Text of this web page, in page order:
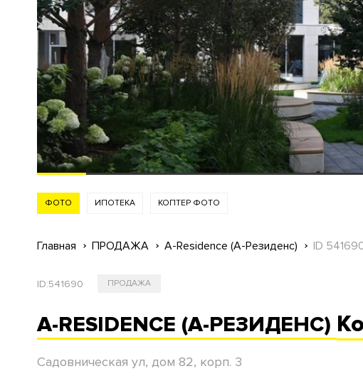
ФОТО ИПОТЕКА КОПТЕР ФОТО
Главная ПРОДАЖА A-Residence (А-Резиденс) ID
ID:541690 ПРОДАЖА
A-RESIDENCE (А-РЕЗИДЕНС)
Садовническая ул, дом 82, корп. 3